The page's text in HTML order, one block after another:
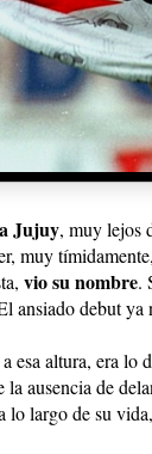
Jujuy, muy lejos
muy
vio su nombre.
ansiado debut ya
esa altura, era lo
ausencia de
lo largo de su